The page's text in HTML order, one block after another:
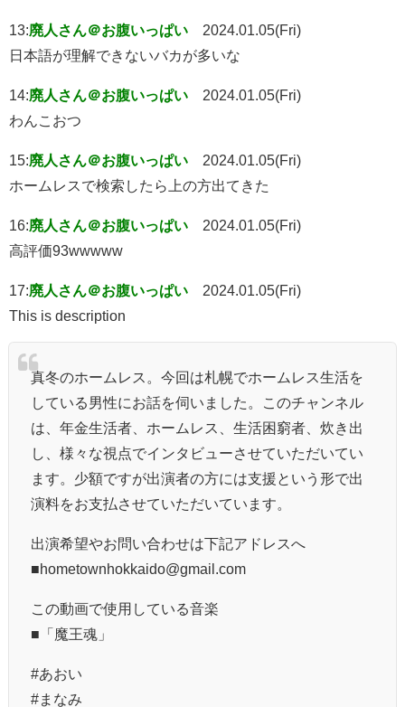
13:廃人さん＠お腹いっぱい
2024.01.05(Fri)
日本語が理解できないバカが多いな
14:廃人さん＠お腹いっぱい
2024.01.05(Fri)
わんこおつ
15:廃人さん＠お腹いっぱい
2024.01.05(Fri)
ホームレスで検索したら上の方出てきた
16:廃人さん＠お腹いっぱい
2024.01.05(Fri)
高評価93wwwww
17:廃人さん＠お腹いっぱい
2024.01.05(Fri)
This is description
真冬のホームレス。今回は札幌でホームレス生活を
している男性にお話を伺いました。このチャンネル
は、年金生活者、ホームレス、生活困窮者、炊き出
し、様々な視点でインタビューさせていただいてい
ます。少額ですが出演者の方には支援という形で出
演料をお支払させていただいています。
出演希望やお問い合わせは下記アドレスへ
■hometownhokkaido@gmail.com
この動画で使用している音楽
■「魔王魂」
#あおい
#まなみ